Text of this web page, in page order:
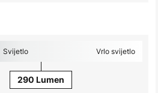
Svijetlo Vrlo svijetlo
290 Lumen